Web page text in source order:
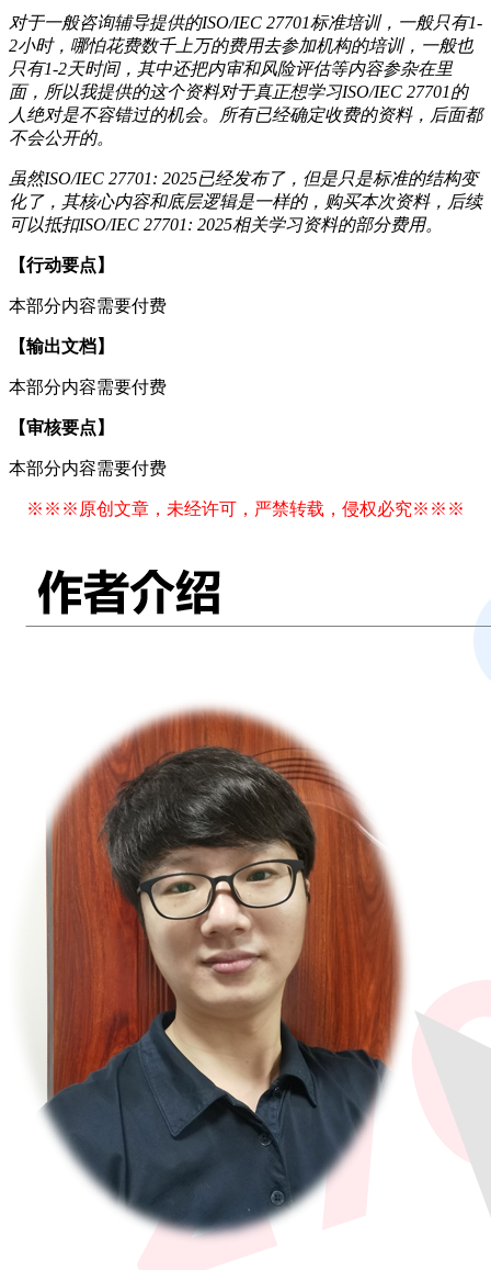
对于一般咨询辅导提供的ISO/IEC 27701标准培训，一般只有1-
2小时，哪怕花费数千上万的费用去参加机构的培训，一般也
只有1-2天时间，其中还把内审和风险评估等内容参杂在里
面，所以我提供的这个资料对于真正想学习ISO/IEC 27701的
人绝对是不容错过的机会。所有已经确定收费的资料，后面都
不会公开的。
虽然ISO/IEC 27701: 2025已经发布了，但是只是标准的结构变
化了，其核心内容和底层逻辑是一样的，购买本次资料，后续
可以抵扣ISO/IEC 27701: 2025相关学习资料的部分费用。
【行动要点】
本部分内容需要付费
【输出文档】
本部分内容需要付费
【审核要点】
本部分内容需要付费
※※※原创文章，未经许可，严禁转载，侵权必究※※※